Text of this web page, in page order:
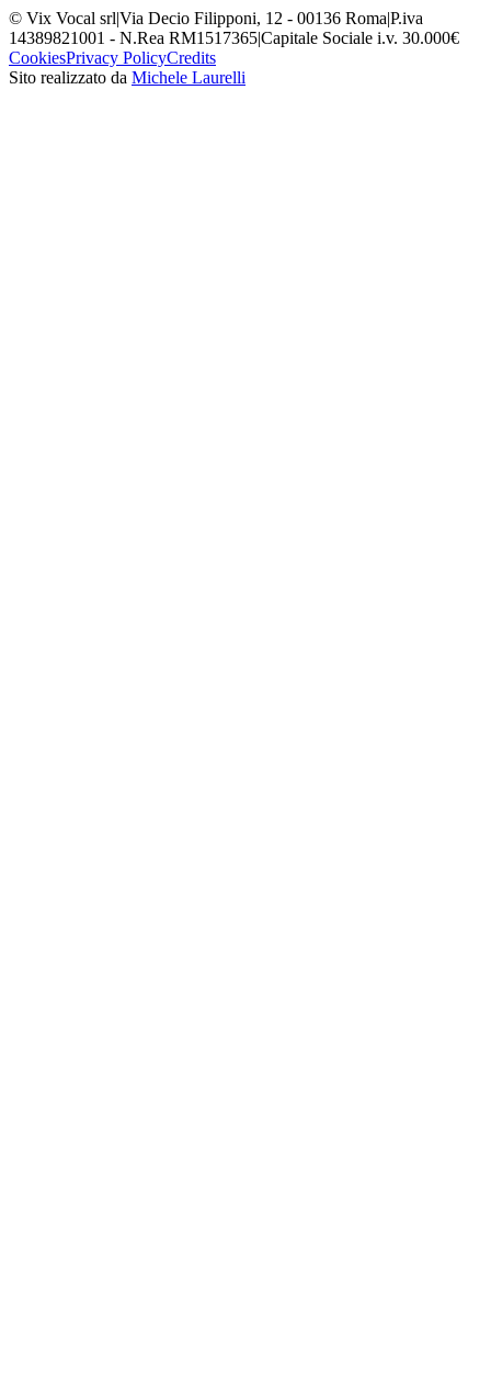
© Vix Vocal srl|Via Decio Filipponi, 12 - 00136 Roma|P.iva
14389821001 - N.Rea RM1517365|Capitale Sociale i.v. 30.000€
CookiesPrivacy PolicyCredits
Sito realizzato da Michele Laurelli